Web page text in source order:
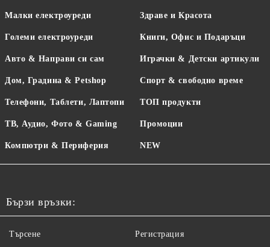
Малки електроуреди
Големи електроуреди
Авто & Направи си сам
Дом, Градина & Petshop
Телефони, Таблети, Лаптопи
ТВ, Аудио, Фото & Gaming
Компютри & Периферия
Здраве и Красота
Книги, Офис и Подаръци
Играчки & Детски артикули
Спорт & свободно време
ТОП продукти
Промоции
NEW
Бързи връзки:
Търсене Регистрация